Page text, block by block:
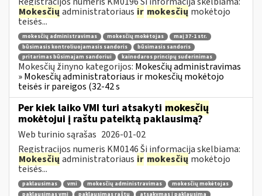
Mokesčių administratoriaus ir mokesčių mokėtojo
teisės...
mokesčių administravimas mokesčių mokėtojas
maį 37-1 str.
būsimasis kontroliuojamasis sandoris
būsimasis sandoris
pritarimas būsimajam sandoriui
kainodaros principų suderinimas
Mokesčių žinyno kategorijos: Mokesčių administravimas
» Mokesčių administratoriaus ir mokesčių mokėtojo
teisės ir pareigos (32-42 s
Per kiek laiko VMI turi atsakyti mokesčių
mokėtojui į raštu pateiktą paklausimą?
Web turinio sąrašas 2026-01-02
Registracijos numeris KM0146 Ši informacija skelbiama:
Mokesčių administratoriaus ir mokesčių mokėtojo
teisės...
paklausimas vmi mokesčių administravimas
mokesčių mokėtojas
paklausimas vmi
paklausimas raštu
atsakymas į paklausimą